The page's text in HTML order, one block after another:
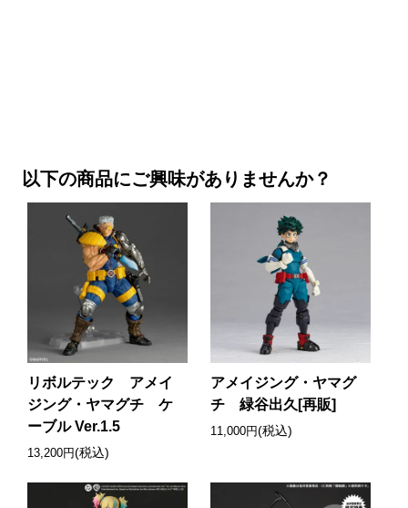
以下の商品にご興味がありませんか？
リボルテック アメイ
ジング・ヤマグチ ケ
ーブル Ver.1.5
13,200円(税込)
アメイジング・ヤマグ
チ 緑谷出久[再販]
11,000円(税込)